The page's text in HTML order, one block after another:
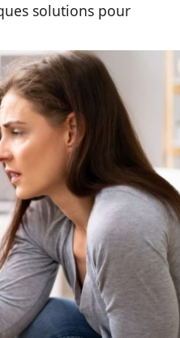
solutions pour